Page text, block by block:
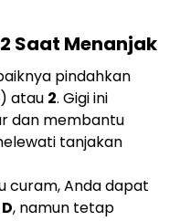
Saat Menanjak
pindahkan
atau 2. Gigi ini
dan membantu
tanjakan
curam, Anda dapat
D, namun tetap